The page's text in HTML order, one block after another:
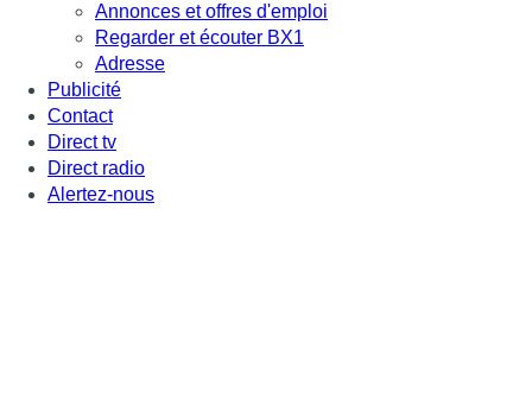
Annonces et offres d'emploi
Regarder et écouter BX1
Adresse
Publicité
Contact
Direct tv
Direct radio
Alertez-nous